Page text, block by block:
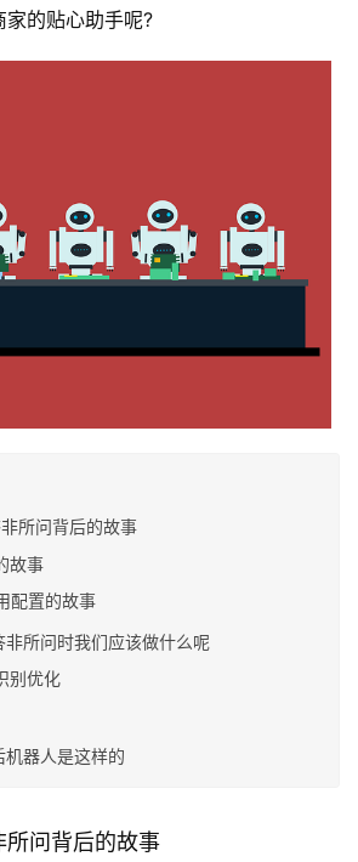
的贴心助手呢?
所问背后的故事
故事
配置的故事
非所问时我们应该做什么呢
别优化
机器人是这样的
问背后的故事